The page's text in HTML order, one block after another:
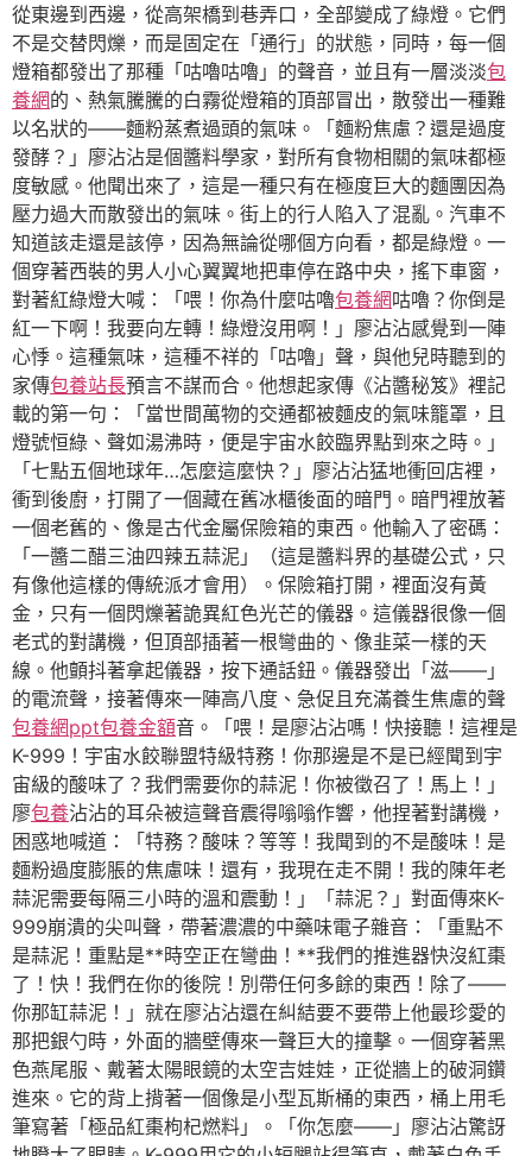
從東邊到西邊，從高架橋到巷弄口，全部變成了綠燈。它們
不是交替閃爍，而是固定在「通行」的狀態，同時，每一個
燈箱都發出了那種「咕嚕咕嚕」的聲音，並且有一層淡淡包
養網的、熱氣騰騰的白霧從燈箱的頂部冒出，散發出一種難
以名狀的——麵粉蒸煮過頭的氣味。「麵粉焦慮？還是過度
發酵？」廖沾沾是個醬料學家，對所有食物相關的氣味都極
度敏感。他聞出來了，這是一種只有在極度巨大的麵團因為
壓力過大而散發出的氣味。街上的行人陷入了混亂。汽車不
知道該走還是該停，因為無論從哪個方向看，都是綠燈。一
個穿著西裝的男人小心翼翼地把車停在路中央，搖下車窗，
對著紅綠燈大喊：「喂！你為什麼咕嚕包養網咕嚕？你倒是
紅一下啊！我要向左轉！綠燈沒用啊！」廖沾沾感覺到一陣
心悸。這種氣味，這種不祥的「咕嚕」聲，與他兒時聽到的
家傳包養站長預言不謀而合。他想起家傳《沾醬秘笈》裡記
載的第一句：「當世間萬物的交通都被麵皮的氣味籠罩，且
燈號恒綠、聲如湯沸時，便是宇宙水餃臨界點到來之時。」
「七點五個地球年…怎麼這麼快？」廖沾沾猛地衝回店裡，
衝到後廚，打開了一個藏在舊冰櫃後面的暗門。暗門裡放著
一個老舊的、像是古代金屬保險箱的東西。他輸入了密碼：
「一醬二醋三油四辣五蒜泥」（這是醬料界的基礎公式，只
有像他這樣的傳統派才會用）。保險箱打開，裡面沒有黃
金，只有一個閃爍著詭異紅色光芒的儀器。這儀器很像一個
老式的對講機，但頂部插著一根彎曲的、像韭菜一樣的天
線。他顫抖著拿起儀器，按下通話鈕。儀器發出「滋——」
的電流聲，接著傳來一陣高八度、急促且充滿養生焦慮的聲
包養網ppt包養金額音。「喂！是廖沾沾嗎！快接聽！這裡是
K-999！宇宙水餃聯盟特級特務！你那邊是不是已經聞到宇
宙級的酸味了？我們需要你的蒜泥！你被徵召了！馬上！」
廖包養沾沾的耳朵被這聲音震得嗡嗡作響，他捏著對講機，
困惑地喊道：「特務？酸味？等等！我聞到的不是酸味！是
麵粉過度膨脹的焦慮味！還有，我現在走不開！我的陳年老
蒜泥需要每隔三小時的溫和震動！」「蒜泥？」對面傳來K-
999崩潰的尖叫聲，帶著濃濃的中藥味電子雜音：「重點不
是蒜泥！重點是**時空正在彎曲！**我們的推進器快沒紅棗
了！快！我們在你的後院！別帶任何多餘的東西！除了——
你那缸蒜泥！」就在廖沾沾還在糾結要不要帶上他最珍愛的
那把銀勺時，外面的牆壁傳來一聲巨大的撞擊。一個穿著黑
色燕尾服、戴著太陽眼鏡的太空吉娃娃，正從牆上的破洞鑽
進來。它的背上揹著一個像是小型瓦斯桶的東西，桶上用毛
筆寫著「極品紅棗枸杞燃料」。「你怎麼——」廖沾沾驚訝